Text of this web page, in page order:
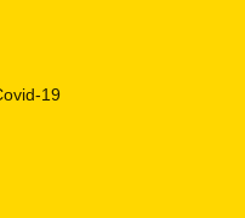
19